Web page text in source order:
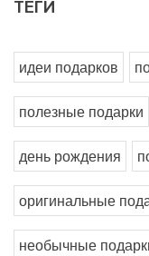
ТЕГИ
идеи подарков
полезные подарки
день рождения
оригинальные
необычные